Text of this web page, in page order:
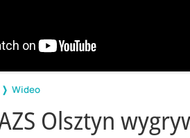
Wideo
Olsztyn